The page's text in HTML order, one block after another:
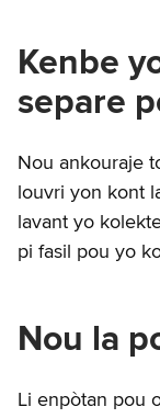
Kenbe
separe
Nou ankouraje
louvri yon kont
lavant yo
pi fasil pou yo
Nou la
Li enpòtan pou